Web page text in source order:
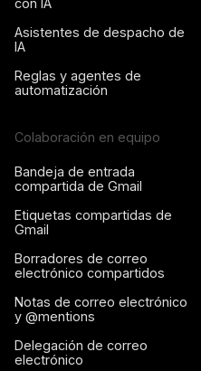
Asistentes de despacho de
IA
Reglas y agentes de
automatización
Colaboración en equipo
Bandeja de entrada
compartida de Gmail
Etiquetas compartidas de
Gmail
Borradores de correo
electrónico compartidos
Notas de correo electrónico
y @mentions
Delegación de correo
electrónico